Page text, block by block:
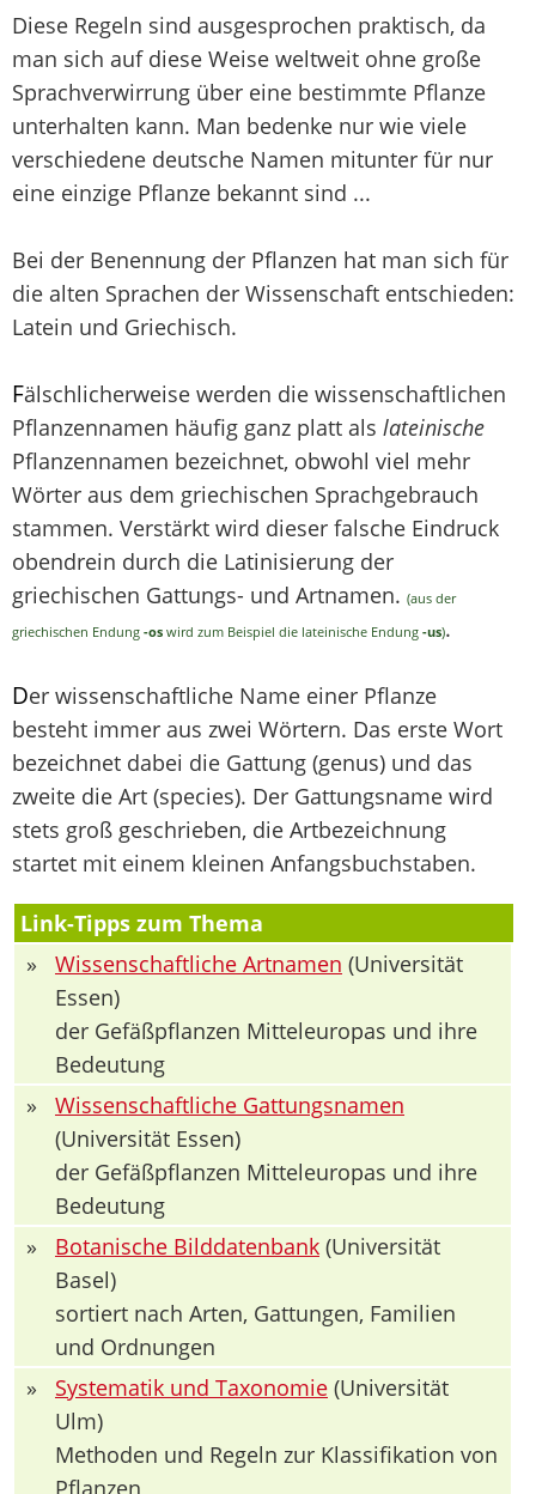
Diese Regeln sind ausgesprochen praktisch, da
man sich auf diese Weise weltweit ohne große
Sprachverwirrung über eine bestimmte Pflanze
unterhalten kann. Man bedenke nur wie viele
verschiedene deutsche Namen mitunter für nur
eine einzige Pflanze bekannt sind ...
Bei der Benennung der Pflanzen hat man sich für
die alten Sprachen der Wissenschaft entschieden:
Latein und Griechisch.
Fälschlicherweise werden die wissenschaftlichen
Pflanzennamen häufig ganz platt als lateinische
Pflanzennamen bezeichnet, obwohl viel mehr
Wörter aus dem griechischen Sprachgebrauch
stammen. Verstärkt wird dieser falsche Eindruck
obendrein durch die Latinisierung der
griechischen Gattungs- und Artnamen. (aus der
griechischen Endung -os wird zum Beispiel die lateinische Endung -us).
Der wissenschaftliche Name einer Pflanze
besteht immer aus zwei Wörtern. Das erste Wort
bezeichnet dabei die Gattung (genus) und das
zweite die Art (species). Der Gattungsname wird
stets groß geschrieben, die Artbezeichnung
startet mit einem kleinen Anfangsbuchstaben.
Link-Tipps zum Thema
»
Wissenschaftliche Artnamen (Universität
Essen)
der Gefäßpflanzen Mitteleuropas und ihre
Bedeutung
»
Wissenschaftliche Gattungsnamen
(Universität Essen)
der Gefäßpflanzen Mitteleuropas und ihre
Bedeutung
»
Botanische Bilddatenbank (Universität
Basel)
sortiert nach Arten, Gattungen, Familien
und Ordnungen
»
Systematik und Taxonomie (Universität
Ulm)
Methoden und Regeln zur Klassifikation von
Pflanzen